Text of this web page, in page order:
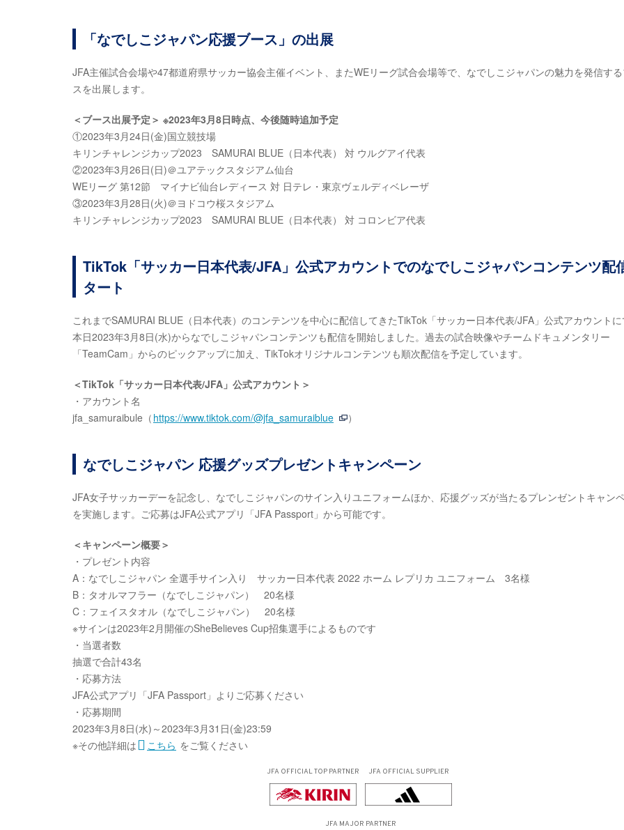
「なでしこジャパン応援ブース」の出展
JFA主催試合会場や47都道府県サッカー協会主催イベント、またWEリーグ試合会場等で、なでしこジャパンの魅力を発信す
スを出展します。
＜ブース出展予定＞ ※2023年3月8日時点、今後随時追加予定
①2023年3月24日(金)国立競技場
キリンチャレンジカップ2023 SAMURAI BLUE（日本代表） 対 ウルグアイ代表
②2023年3月26日(日)＠ユアテックスタジアム仙台
WEリーグ 第12節 マイナビ仙台レディース 対 日テレ・東京ヴェルディベレーザ
③2023年3月28日(火)＠ヨドコウ桜スタジアム
キリンチャレンジカップ2023 SAMURAI BLUE（日本代表） 対 コロンビア代表
TikTok「サッカー日本代表/JFA」公式アカウントでのなでしこジャパンコンテンツ配
タート
これまでSAMURAI BLUE（日本代表）のコンテンツを中心に配信してきたTikTok「サッカー日本代表/JFA」公式アカウント
本日2023年3月8日(水)からなでしこジャパンコンテンツも配信を開始しました。過去の試合映像やチームドキュメンタリー
「TeamCam」からのピックアップに加え、TikTokオリジナルコンテンツも順次配信を予定しています。
＜TikTok「サッカー日本代表/JFA」公式アカウント＞
・アカウント名
jfa_samuraibule（ https://www.tiktok.com/@jfa_samuraiblue ）
なでしこジャパン 応援グッズプレゼントキャンペーン
JFA女子サッカーデーを記念し、なでしこジャパンのサイン入りユニフォームほか、応援グッズが当たるプレンゼントキャン
を実施します。ご応募はJFA公式アプリ「JFA Passport」から可能です。
＜キャンペーン概要＞
・プレゼント内容
A：なでしこジャパン 全選手サイン入り サッカー日本代表 2022 ホーム レプリカ ユニフォーム 3名様
B：タオルマフラー（なでしこジャパン） 20名様
C：フェイスタオル（なでしこジャパン） 20名様
※サインは2023年2月開催のSheBelieves Cup招集選手によるものです
・当選者数
抽選で合計43名
・応募方法
JFA公式アプリ「JFA Passport」よりご応募ください
・応募期間
2023年3月8日(水)～2023年3月31日(金)23:59
※その他詳細は
こちら をご覧ください
JFA OFFICIALTOP PARTNER JFA OFFICIAL SUPPLIER
JFA MAJOR PARTNER